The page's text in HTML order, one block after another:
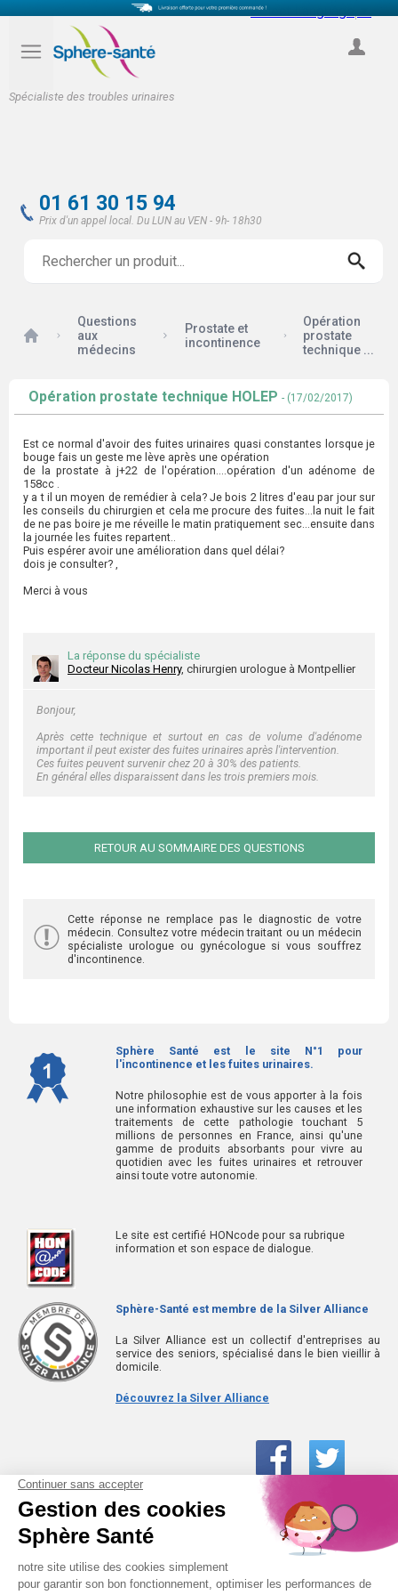
Spécialiste des troubles urinaires
Select Language
01 61 30 15 94
Prix d'un appel local. Du LUN au VEN - 9h- 18h30
Accueil
Questions
aux
médecins
Prostate et
incontinence
Opération
prostate
technique ...
Opération prostate technique HOLEP - (17/02/2017)
Est ce normal d'avoir des fuites urinaires quasi constantes lorsque je
bouge fais un geste me lève après une opération
de la prostate à j+22 de l'opération....opération d'un adénome de
158cc .
y a t il un moyen de remédier à cela? Je bois 2 litres d'eau par jour sur
les conseils du chirurgien et cela me procure des fuites...la nuit le fait
de ne pas boire je me réveille le matin pratiquement sec...ensuite dans
la journée les fuites repartent..
Puis espérer avoir une amélioration dans quel délai?
dois je consulter? ,
Merci à vous
La réponse du spécialiste
Docteur Nicolas Henry, chirurgien urologue à Montpellier
Bonjour,
Après cette technique et surtout en cas de volume d'adénome
important il peut exister des fuites urinaires après l'intervention.
Ces fuites peuvent survenir chez 20 à 30% des patients.
En général elles disparaissent dans les trois premiers mois.
RETOUR AU SOMMAIRE DES QUESTIONS
Cette réponse ne remplace pas le diagnostic de votre
médecin. Consultez votre médecin traitant ou un médecin
spécialiste urologue ou gynécologue si vous souffrez
d'incontinence.
Sphère Santé est le site N°1 pour
l'incontinence et les fuites urinaires.
Notre philosophie est de vous apporter à la fois
une information exhaustive sur les causes et les
traitements de cette pathologie touchant 5
millions de personnes en France, ainsi qu'une
gamme de produits absorbants pour vivre au
quotidien avec les fuites urinaires et retrouver
ainsi toute votre autonomie.
Le site est certifié HONcode pour sa rubrique
information et son espace de dialogue.
Sphère-Santé est membre de la Silver Alliance
La Silver Alliance est un collectif d'entreprises au
service des seniors, spécialisé dans le bien vieillir à
domicile.
Découvrez la Silver Alliance
01 61 30 15 94
(prix d’un appel local)
CONTACTEZ-NOUS